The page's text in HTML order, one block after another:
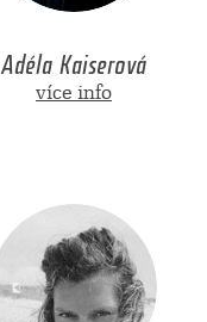
Adéla Kaiserová
více info